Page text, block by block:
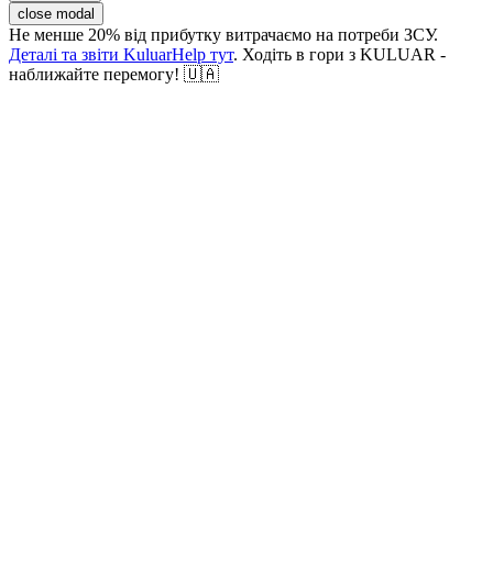
close modal
Не менше 20% від прибутку витрачаємо на потреби ЗСУ.
Деталі та звіти KuluarHelp тут. Ходіть в гори з KULUAR -
наближайте перемогу! 🇺🇦